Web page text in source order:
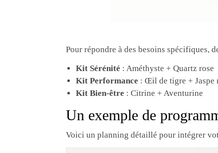
Pour répondre à des besoins spécifiques,
Kit Sérénité : Améthyste + Quartz rose
Kit Performance : Œil de tigre + Jaspe
Kit Bien-être : Citrine + Aventurine
Un exemple de
Voici un planning détaillé pour intégrer